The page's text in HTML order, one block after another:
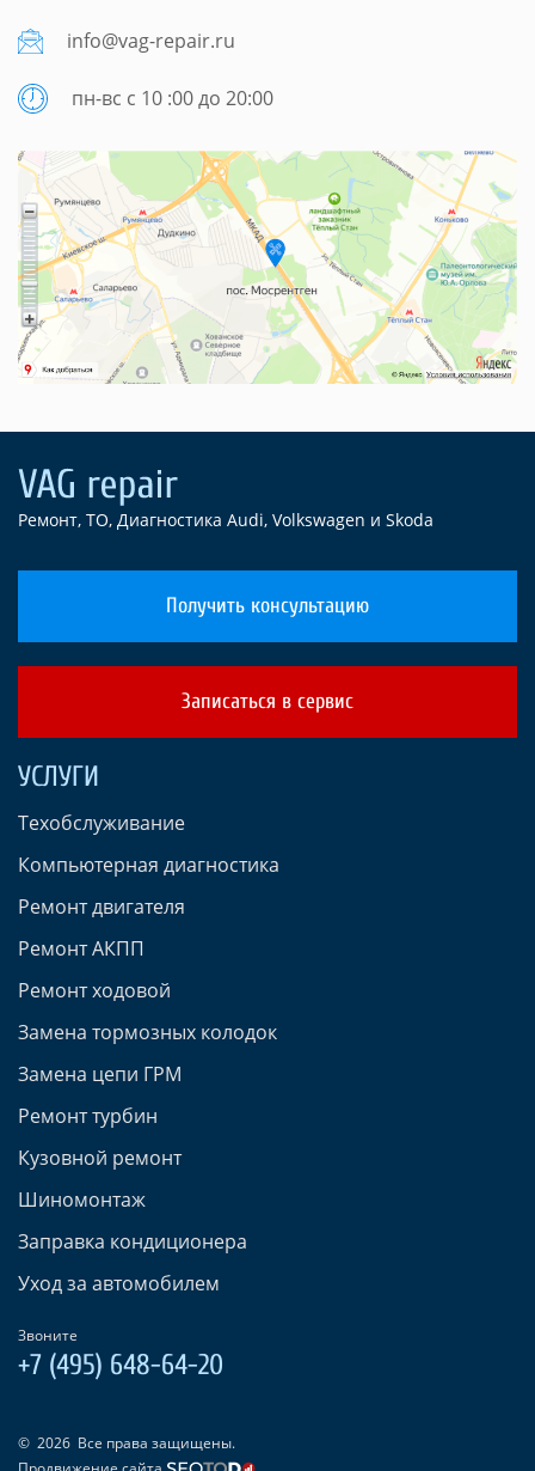
info@vag-repair.ru
пн-вс с 10 :00 до 20:00
Ремонт, ТО, Диагностика Audi, Volkswagen и Skoda
Получить консультацию
Записаться в сервис
УСЛУГИ
Техобслуживание
Компьютерная диагностика
Ремонт двигателя
Ремонт АКПП
Ремонт ходовой
Замена тормозных колодок
Замена цепи ГРМ
Ремонт турбин
Кузовной ремонт
Шиномонтаж
Заправка кондиционера
Уход за автомобилем
Звоните
+7 (495) 648-64-20
© 2026 Все права защищены.